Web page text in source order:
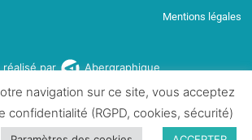
Mentions légales
réalisé par Abergraphique
navigation sur ce site, vous acceptez
confidentialité (RGPD, cookies, sécurité)